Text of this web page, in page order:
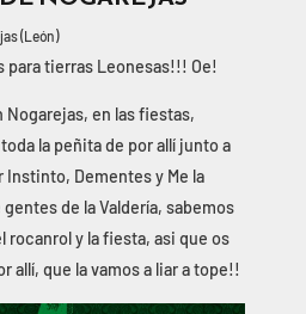
(León)
para tierras Leonesas!!! Oe!
Nogarejas, en las fiestas,
la peñita de por allí junto a
Instinto, Dementes y Me la
de la Valdería, sabemos
rocanrol y la fiesta, asi que os
allí, que la vamos a liar a tope!!